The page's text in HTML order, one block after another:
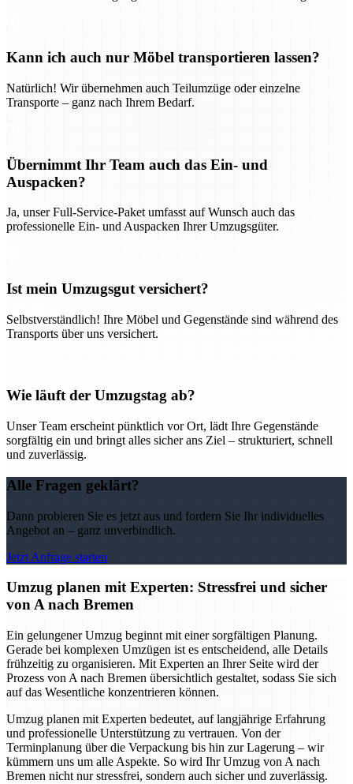
Kann ich auch nur Möbel transportieren lassen?
Natürlich! Wir übernehmen auch Teilumzüge oder einzelne
Transporte – ganz nach Ihrem Bedarf.
Übernimmt Ihr Team auch das Ein- und
Auspacken?
Ja, unser Full-Service-Paket umfasst auf Wunsch auch das
professionelle Ein- und Auspacken Ihrer Umzugsgüter.
Ist mein Umzugsgut versichert?
Selbstverständlich! Ihre Möbel und Gegenstände sind während des
Transports über uns versichert.
Wie läuft der Umzugstag ab?
Unser Team erscheint pünktlich vor Ort, lädt Ihre Gegenstände
sorgfältig ein und bringt alles sicher ans Ziel – strukturiert, schnell
und zuverlässig.
Alle Fragen geklärt?
Dann probieren Sie es jetzt aus und fordern Sie Ihr individuelles
Angebot an – ganz unverbindlich.
Jetzt Anfrage starten
Umzug planen mit Experten: Stressfrei und sicher
von A nach Bremen
Ein gelungener Umzug beginnt mit einer sorgfältigen Planung.
Gerade bei komplexen Umzügen ist es entscheidend, alle Details
frühzeitig zu organisieren. Mit Experten an Ihrer Seite wird der
Prozess von A nach Bremen übersichtlich gestaltet, sodass Sie sich
auf das Wesentliche konzentrieren können.
Umzug planen mit Experten bedeutet, auf langjährige Erfahrung
und professionelle Unterstützung zu vertrauen. Von der
Terminplanung über die Verpackung bis hin zur Lagerung – wir
kümmern uns um alle Aspekte. So wird Ihr Umzug von A nach
Bremen nicht nur stressfrei, sondern auch sicher und zuverlässig.